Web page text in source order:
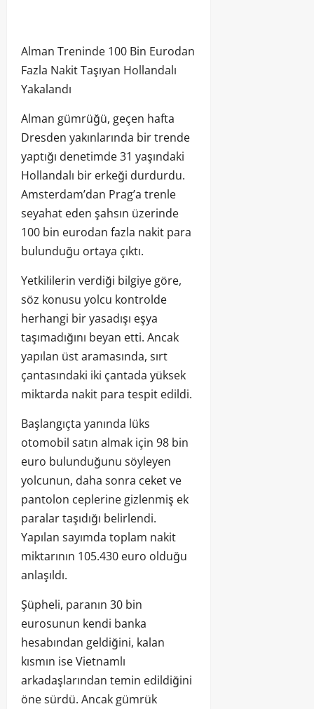
Alman Treninde 100 Bin Eurodan
Fazla Nakit Taşıyan Hollandalı
Yakalandı
Alman gümrüğü, geçen hafta
Dresden yakınlarında bir trende
yaptığı denetimde 31 yaşındaki
Hollandalı bir erkeği durdurdu.
Amsterdam’dan Prag’a trenle
seyahat eden şahsın üzerinde
100 bin eurodan fazla nakit para
bulunduğu ortaya çıktı.
Yetkililerin verdiği bilgiye göre,
söz konusu yolcu kontrolde
herhangi bir yasadışı eşya
taşımadığını beyan etti. Ancak
yapılan üst aramasında, sırt
çantasındaki iki çantada yüksek
miktarda nakit para tespit edildi.
Başlangıçta yanında lüks
otomobil satın almak için 98 bin
euro bulunduğunu söyleyen
yolcunun, daha sonra ceket ve
pantolon ceplerine gizlenmiş ek
paralar taşıdığı belirlendi.
Yapılan sayımda toplam nakit
miktarının 105.430 euro olduğu
anlaşıldı.
Şüpheli, paranın 30 bin
eurosunun kendi banka
hesabından geldiğini, kalan
kısmın ise Vietnamlı
arkadaşlarından temin edildiğini
öne sürdü. Ancak gümrük